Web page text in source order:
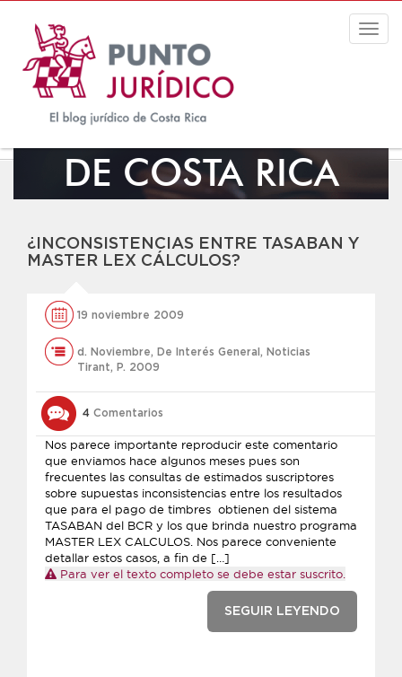
EL BLOG JURÍDICO
DE COSTA RICA
¿INCONSISTENCIAS ENTRE TASABAN Y
MASTER LEX CÁLCULOS?
19 noviembre 2009
d. Noviembre, De Interés General , Noticias
Tirant, P. 2009
4 Comentarios
Nos parece importante reproducir este comentario
que enviamos hace algunos meses pues son
frecuentes las consultas de estimados suscriptores
sobre supuestas inconsistencias entre los resultados
que para el pago de timbres obtienen del sistema
TASABAN del BCR y los que brinda nuestro programa
MASTER LEX CALCULOS. Nos parece conveniente
detallar estos casos, a fin de […]
Para ver el texto completo se debe estar suscrito.
SEGUIR LEYENDO